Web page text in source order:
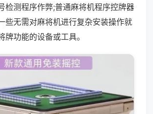
检测程序作弊;普通麻将机程序控牌器
些无需对麻将机进行复杂安装操作就
牌功能的设备或工具。